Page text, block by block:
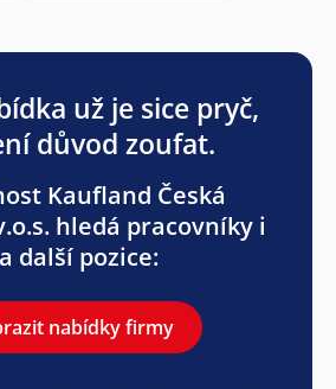
už je sice pryč,
důvod zoufat.
Kaufland Česká
hledá pracovníky i
další pozice:
nabídky firmy